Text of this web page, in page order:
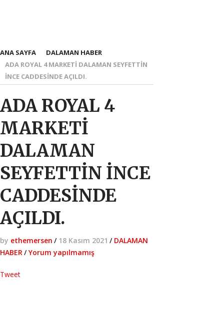
ANA SAYFA
DALAMAN HABER
ADA ROYAL 4 MARKETİ DALAMAN SEYFETTİN
İNCE CADDESİNDE AÇILDI.
ADA ROYAL 4
MARKETİ
DALAMAN
SEYFETTİN İNCE
CADDESİNDE
AÇILDI.
by ethemersen / 18 Kasım 2021 / DALAMAN
HABER/ Yorum yapılmamış
Tweet